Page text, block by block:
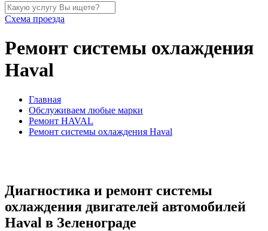
Схема проезда
Ремонт системы охлаждения
Haval
Главная
Обслуживаем любые марки
Ремонт HAVAL
Ремонт системы охлаждения Haval
Диагностика и ремонт системы
охлаждения двигателей автомобилей
Haval в Зеленограде